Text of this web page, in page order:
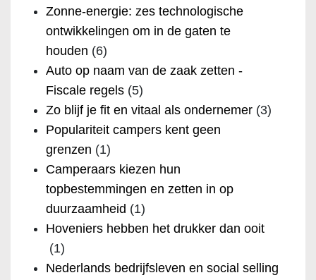
Zonne-energie: zes technologische
ontwikkelingen om in de gaten te
houden (6)
Auto op naam van de zaak zetten -
Fiscale regels (5)
Zo blijf je fit en vitaal als ondernemer (3)
Populariteit campers kent geen
grenzen (1)
Camperaars kiezen hun
topbestemmingen en zetten in op
duurzaamheid (1)
Hoveniers hebben het drukker dan ooit
(1)
Nederlands bedrijfsleven en social selling